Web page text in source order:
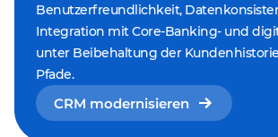
Benutzerfreundlichkeit,
Integration mit Core-Banking- und
unter Beibehaltung der
Pfade.
CRM modernisieren